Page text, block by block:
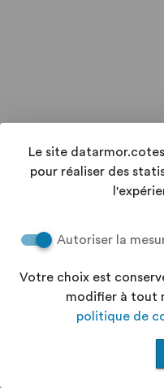
Le site
pour réaliser des
Autoriser la
Votre choix est
modifier à tout
politique de